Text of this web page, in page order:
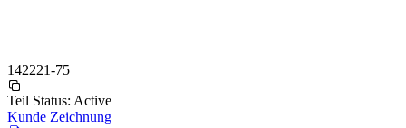
142221-75
Teil Status: Active
Kunde Zeichnung